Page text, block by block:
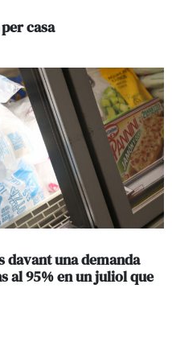
casa
davant una demanda
al 95% en un juliol que